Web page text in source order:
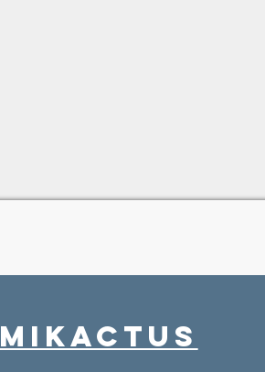
MIkactus